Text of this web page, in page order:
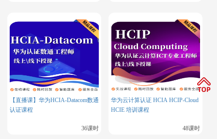
四、如何学CISP/CISP-PTE
1.学习资源
①利用官方教材、在线课程、实操真题、笔试真题题库等资源
进行学习 。
②参加深信服等机构（如腾科，达内等）提供的资深讲师授
课，保证教学质量，并有机会参与技术沙龙和研讨会，拓宽专
业视野 。
2.利用网络资源
利用网络上的资源，如（Bilibili、博睿谷·博睿慕课等）上的预
【直播课】华为HCIA-Datacom数通
认证课程
36课时
华为云计算认证 HCIA HCIP-Cloud
HCIE 培训课程
48课时